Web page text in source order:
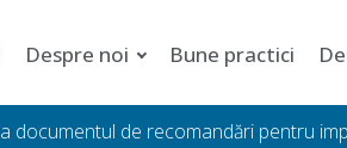
Despre noi Bune practici
documentul de recomandări pentru